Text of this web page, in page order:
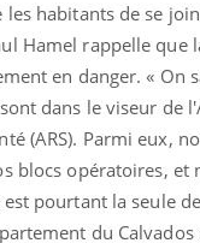
les habitants de se
Hamel rappelle que
en danger. « On
dans le viseur de
(ARS). Parmi eux,
blocs opératoires, et
est pourtant la seule
du Calvados